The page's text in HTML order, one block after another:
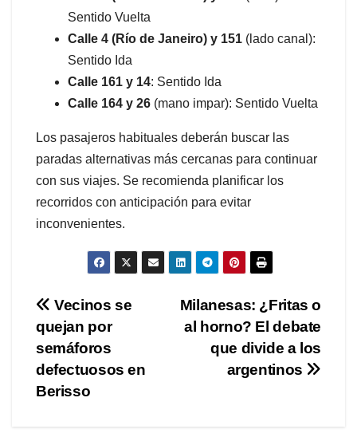
Sentido Vuelta
Calle 4 (Río de Janeiro) y 151 (lado canal):
Sentido Ida
Calle 161 y 14: Sentido Ida
Calle 164 y 26 (mano impar): Sentido Vuelta
Los pasajeros habituales deberán buscar las
paradas alternativas más cercanas para continuar
con sus viajes. Se recomienda planificar los
recorridos con anticipación para evitar
inconvenientes.
Navegación
de
entradas
Milanesas: ¿Fritas o
al horno? El debate
que divide a los
argentinos
Vecinos se
quejan por
semáforos
defectuosos en
Berisso